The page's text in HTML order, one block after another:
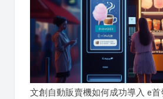
文創自動販賣機如何成功導入 e首